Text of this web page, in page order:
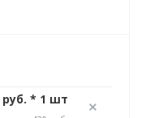
руб. * 1 шт